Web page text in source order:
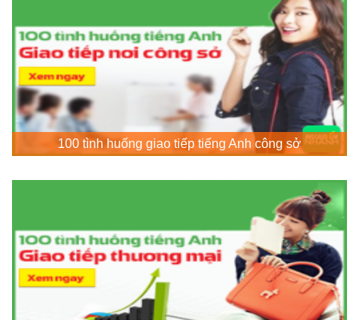
100 tình huống giao tiếp tiếng Anh công sở